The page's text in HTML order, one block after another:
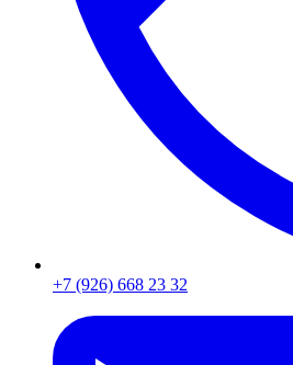
+7 (926) 668 23 32